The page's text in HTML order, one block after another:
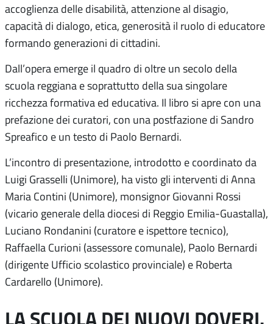
accoglienza delle disabilità, attenzione al disagio,
capacità di dialogo, etica, generosità il ruolo di educatore
formando generazioni di cittadini.
Dall’opera emerge il quadro di oltre un secolo della
scuola reggiana e soprattutto della sua singolare
ricchezza formativa ed educativa. Il libro si apre con una
prefazione dei curatori, con una postfazione di Sandro
Spreafico e un testo di Paolo Bernardi.
L’incontro di presentazione, introdotto e coordinato da
Luigi Grasselli (Unimore), ha visto gli interventi di Anna
Maria Contini (Unimore), monsignor Giovanni Rossi
(vicario generale della diocesi di Reggio Emilia-Guastalla),
Luciano Rondanini (curatore e ispettore tecnico),
Raffaella Curioni (assessore comunale), Paolo Bernardi
(dirigente Ufficio scolastico provinciale) e Roberta
Cardarello (Unimore).
LA SCUOLA DEI NUOVI DOVERI.